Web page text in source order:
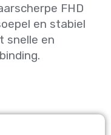
FHD
en stabiel
snelle en